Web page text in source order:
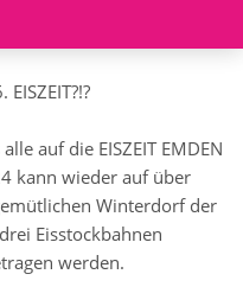
auf die EISZEIT EMDEN
kann wieder auf über
Winterdorf der
Eisstockbahnen
werden.